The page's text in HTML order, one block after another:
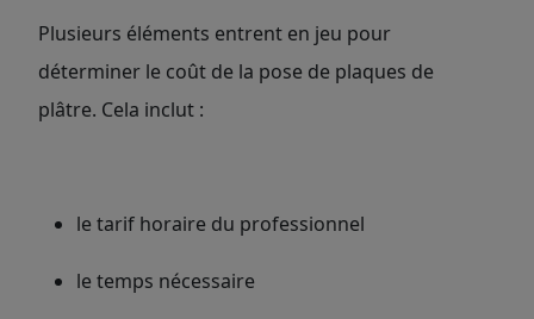
Plusieurs éléments entrent en jeu pour
déterminer le coût de la pose de plaques de
plâtre. Cela inclut :
le tarif horaire du professionnel
le temps nécessaire